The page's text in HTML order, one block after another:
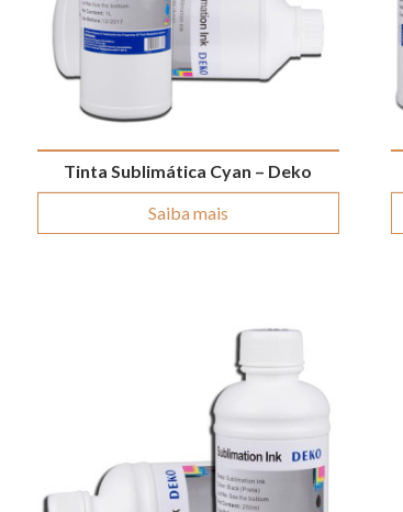
Tinta Sublimática Cyan – Deko
Saiba mais